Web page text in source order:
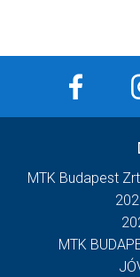
MTK Budapest
MTK